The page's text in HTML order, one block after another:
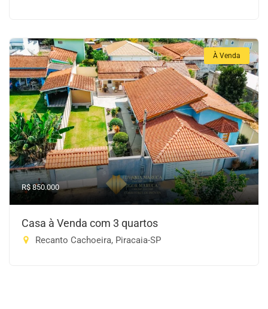
À Venda
R$ 850.000
Casa à Venda com 3 quartos
Recanto Cachoeira, Piracaia-SP